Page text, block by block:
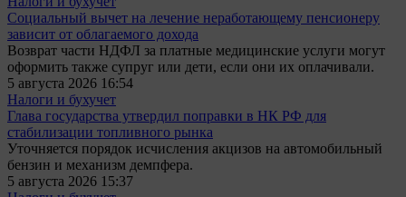
Социальный вычет на лечение неработающему пенсионеру
зависит от облагаемого дохода
Возврат части НДФЛ за платные медицинские услуги могут
оформить также супруг или дети, если они их оплачивали.
5 августа 2026 16:54
Налоги и бухучет
Глава государства утвердил поправки в НК РФ для
стабилизации топливного рынка
Уточняется порядок исчисления акцизов на автомобильный
бензин и механизм демпфера.
5 августа 2026 15:37